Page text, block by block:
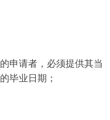
申请者，必须提供其当
毕业日期；